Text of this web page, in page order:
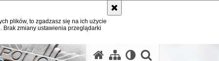
plików, to zgadzasz się na ich użycie
zmiany ustawienia przeglądarki